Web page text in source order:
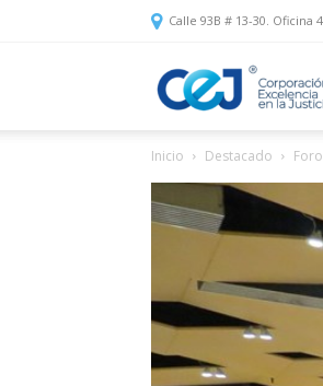
Calle 93B # 13-30. Oficina
Inicio Destacado